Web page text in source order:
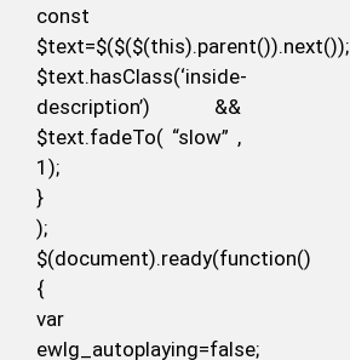
const
$text=$($($(this).parent()).next());
$text.hasClass(‘inside-
description’) &&
$text.fadeTo( “slow” ,
1);
}
);
$(document).ready(function()
{
var
ewlg_autoplaying=false;